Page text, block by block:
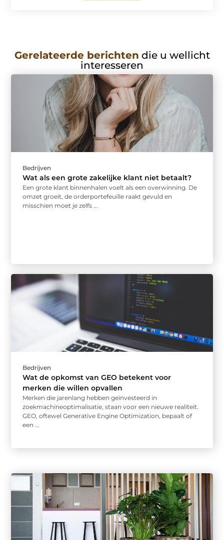
Gerelateerde berichten die u wellicht
interesseren
Bedrijven
Wat als een grote zakelijke klant niet betaalt?
Een grote klant binnenhalen voelt als een overwinning. De
omzet groeit, de orderportefeuille raakt gevuld en
misschien moet je zelfs ...
Bedrijven
Wat de opkomst van GEO betekent voor
merken die willen opvallen
Merken die jarenlang hebben geïnvesteerd in
zoekmachineoptimalisatie, staan voor een nieuwe realiteit.
GEO, oftewel Generative Engine Optimization, bepaalt of
een ...